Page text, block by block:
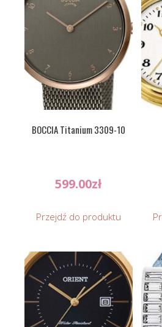
BOCCIA Titanium 3309-10
599.00zł
Przejdź do produktu